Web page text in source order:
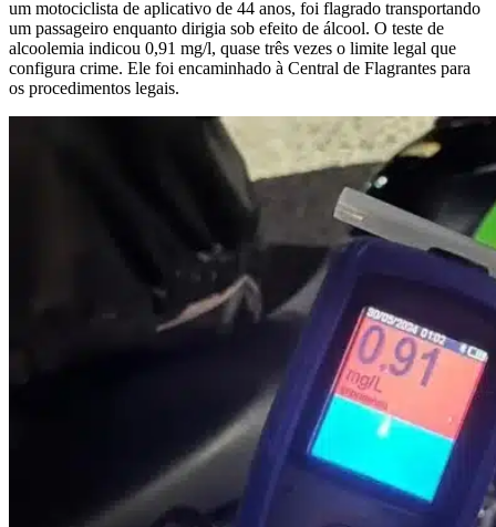
um motociclista de aplicativo de 44 anos, foi flagrado transportando
um passageiro enquanto dirigia sob efeito de álcool. O teste de
alcoolemia indicou 0,91 mg/l, quase três vezes o limite legal que
configura crime. Ele foi encaminhado à Central de Flagrantes para
os procedimentos legais.